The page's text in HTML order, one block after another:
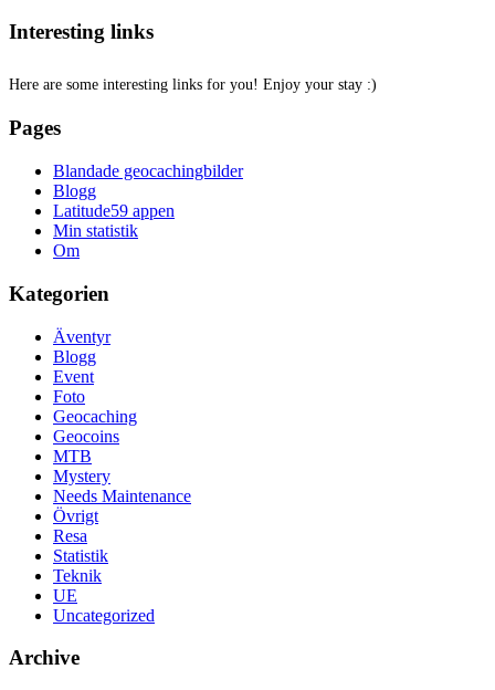
Interesting links
Here are some interesting links for you! Enjoy your stay :)
Pages
Blandade geocachingbilder
Blogg
Latitude59 appen
Min statistik
Om
Kategorien
Äventyr
Blogg
Event
Foto
Geocaching
Geocoins
MTB
Mystery
Needs Maintenance
Övrigt
Resa
Statistik
Teknik
UE
Uncategorized
Archive